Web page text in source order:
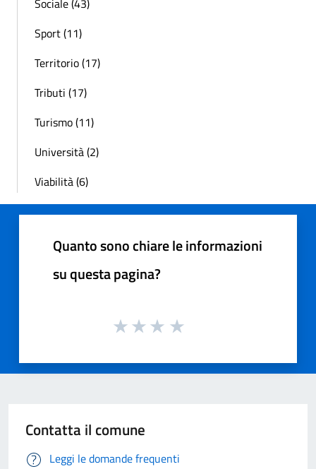
Sociale (43)
Sport (11)
Territorio (17)
Tributi (17)
Turismo (11)
Università (2)
Viabilità (6)
Quanto sono chiare le informazioni
su questa pagina?
Contatta il comune
Leggi le domande frequenti